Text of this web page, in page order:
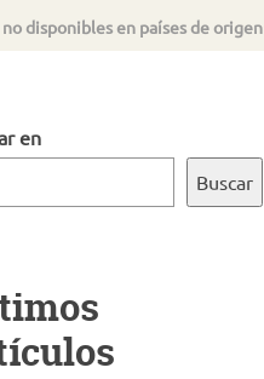
disponibles en países de origen
en
Buscar